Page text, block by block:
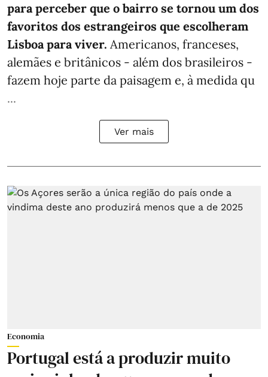
para perceber que o bairro se tornou um dos
favoritos dos estrangeiros que escolheram
Lisboa para viver. Americanos, franceses,
alemães e britânicos - além dos brasileiros -
fazem hoje parte da paisagem e, à medida qu
...
Ver mais
Economia
Portugal está a produzir muito